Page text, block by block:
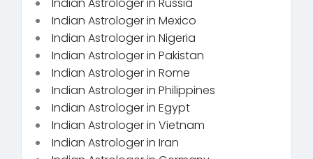
Indian Astrologer in Mexico
Indian Astrologer in Nigeria
Indian Astrologer in Pakistan
Indian Astrologer in Rome
Indian Astrologer in Philippines
Indian Astrologer in Egypt
Indian Astrologer in Vietnam
Indian Astrologer in Iran